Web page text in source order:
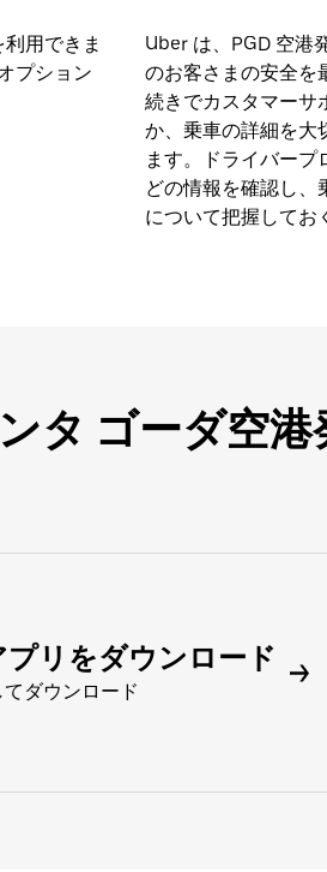
用できま
プション
Uber は、PGD 空港
のお客さまの安全を
続きでカスタマーサ
か、乗車の詳細を大
ます。ドライバープ
どの情報を確認し、
について把握してお
タ ゴーダ空港
プリをダウンロード
ダウンロード